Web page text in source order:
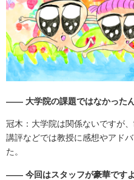
―― 大学院の課題ではなかったん
冠木：大学院は関係ないですが、
講評などでは教授に感想やアド
た。
―― 今回はスタッフが豪華です